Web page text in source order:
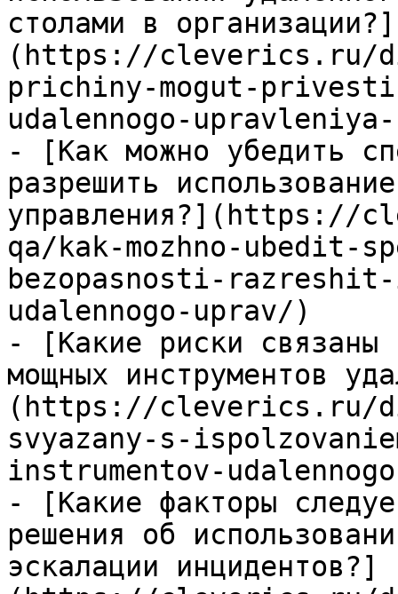
столами в организации?]
(https://cleverics.ru/
prichiny-mogut-
udalennogo-
- [Как можно убедить
разрешить
qa/kak-mozhno-ubedit-
bezopasnosti-
udalennogo-uprav/)
- [Какие риски связаны
мощных инструментов
(https://cleverics.ru/
svyazany-s-
instrumentov-
- [Какие факторы
решения об
эскалации инцидентов?]